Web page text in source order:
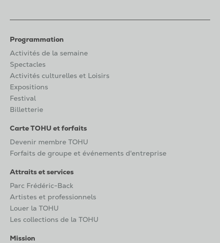
Programmation
Activités de la semaine
Spectacles
Activités culturelles et Loisirs
Expositions
Festival
Billetterie
Carte TOHU et forfaits
Devenir membre TOHU
Forfaits de groupe et événements d'entreprise
Attraits et services
Parc Frédéric-Back
Artistes et professionnels
Louer la TOHU
Les collections de la TOHU
Mission